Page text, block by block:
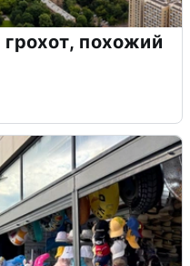
похожий